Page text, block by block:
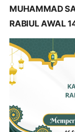
MUHAMMAD
RABIUL AWAL